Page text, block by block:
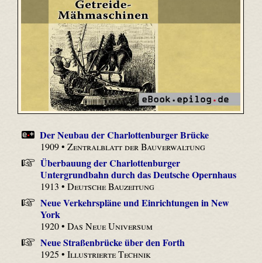
Der Neubau der Charlottenburger Brücke
1909 •Zentralblatt der Bauverwaltung
Überbauung der Charlottenburger
Untergrundbahn durch das Deutsche Opernhaus
1913 •Deutsche Bauzeitung
Neue Verkehrspläne und Einrichtungen in New
York
1920 •Das Neue Universum
Neue Straßenbrücke über den Forth
1925 •Illustrierte Technik